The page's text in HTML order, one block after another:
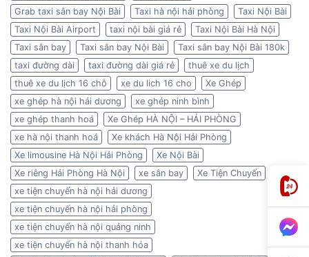
Grab taxi sân bay Nội Bài
Taxi hà nội hải phòng
Taxi Nội Bài
Taxi Nội Bài Airport
taxi nội bài giá rẻ
Taxi Nội Bài Hà Nội
Taxi sân bay
Taxi sân bay Nội Bài
Taxi sân bay Nội Bài 180k
taxi đường dài
taxi đường dài giá rẻ
thuê xe du lịch
thuê xe du lịch 16 chỗ
xe du lich 16 cho
Xe Ghép
xe ghép hà nội hải dương
xe ghép ninh bình
xe ghép thanh hoá
Xe Ghép HÀ NỘI – HẢI PHÒNG
xe hà nội thanh hoá
Xe khách Hà Nội Hải Phòng
Xe limousine Hà Nội Hải Phòng
Xe Nội Bài
Xe riêng Hải Phòng Hà Nội
xe sân bay
Xe Tiện Chuyến
xe tiện chuyến hà nội hải dương
xe tiện chuyến hà nội hải phòng
xe tiện chuyến hà nội quảng ninh
xe tiện chuyến hà nội thanh hóa